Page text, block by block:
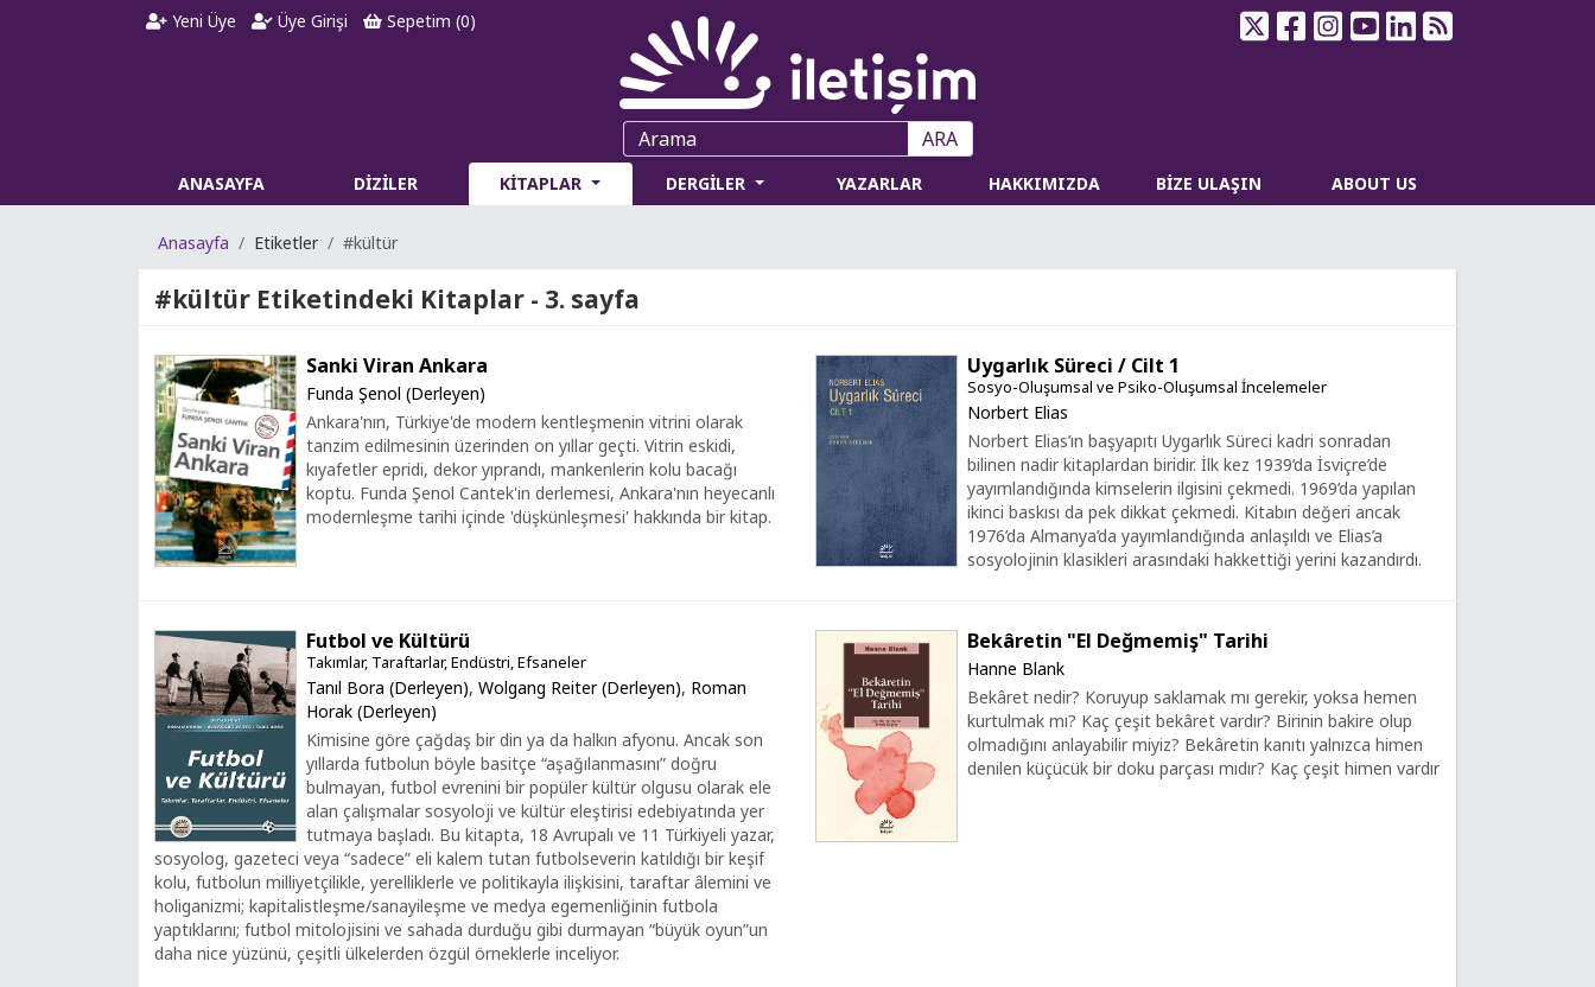
Yeni Üye Üye Girişi Sepetim (0)
ARA
ANASAYFA DİZİLER KİTAPLAR DERGİLER YAZARLAR HAKKIMIZDA BİZE ULAŞIN ABOUT US
Anasayfa Etiketler #kültür
#kültür Etiketindeki Kitaplar - 3. sayfa
Sanki Viran Ankara
Funda Şenol (Derleyen)
Ankara'nın, Türkiye'de modern kentleşmenin vitrini olarak
tanzim edilmesinin üzerinden on yıllar geçti. Vitrin eskidi,
kıyafetler epridi, dekor yıprandı, mankenlerin kolu bacağı
koptu. Funda Şenol Cantek'in derlemesi, Ankara'nın heyecanlı
modernleşme tarihi içinde 'düşkünleşmesi' hakkında bir kitap.
Uygarlık Süreci / Cilt 1
Sosyo-Oluşumsal ve Psiko-Oluşumsal İncelemeler
Norbert Elias
Norbert Elias’ın başyapıtı Uygarlık Süreci kadri sonradan
bilinen nadir kitaplardan biridir. İlk kez 1939’da İsviçre’de
yayımlandığında kimselerin ilgisini çekmedi. 1969’da yapılan
ikinci baskısı da pek dikkat çekmedi. Kitabın değeri ancak
1976’da Almanya’da yayımlandığında anlaşıldı ve Elias’a
sosyolojinin klasikleri arasındaki hakkettiği yerini kazandırdı.
Futbol ve Kültürü
Takımlar, Taraftarlar, Endüstri, Efsaneler
Tanıl Bora (Derleyen), Wolgang Reiter (Derleyen), Roman
Horak (Derleyen)
Kimisine göre çağdaş bir din ya da halkın afyonu. Ancak son
yıllarda futbolun böyle basitçe “aşağılanmasını” doğru
bulmayan, futbol evrenini bir popüler kültür olgusu olarak ele
alan çalışmalar sosyoloji ve kültür eleştirisi edebiyatında yer
tutmaya başladı. Bu kitapta, 18 Avrupalı ve 11 Türkiyeli yazar,
sosyolog, gazeteci veya “sadece” eli kalem tutan futbolseverin katıldığı bir keşif
kolu, futbolun milliyetçilikle, yerelliklerle ve politikayla ilişkisini, taraftar âlemini ve
holiganizmi; kapitalistleşme/sanayileşme ve medya egemenliğinin futbola
yaptıklarını; futbol mitolojisini ve sahada durduğu gibi durmayan “büyük oyun”un
daha nice yüzünü, çeşitli ülkelerden özgül örneklerle inceliyor.
Bekâretin "El Değmemiş" Tarihi
Hanne Blank
Bekâret nedir? Koruyup saklamak mı gerekir, yoksa hemen
kurtulmak mı? Kaç çeşit bekâret vardır? Birinin bakire olup
olmadığını anlayabilir miyiz? Bekâretin kanıtı yalnızca himen
denilen küçücük bir doku parçası mıdır? Kaç çeşit himen vardır